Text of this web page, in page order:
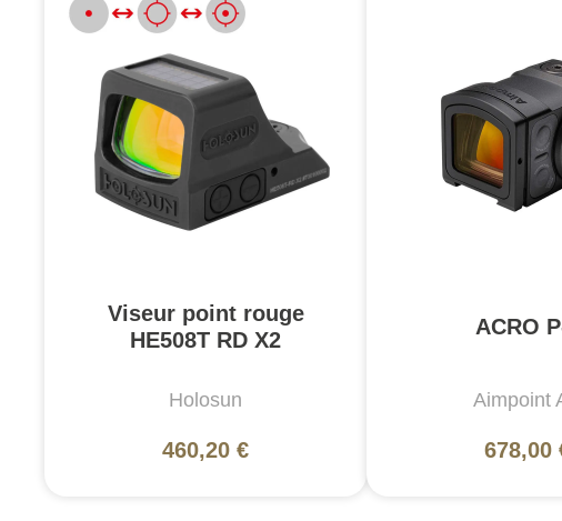
Viseur point rouge
HE508T RD X2
Holosun
460,20 €
ACRO
Aimpoint
678,00